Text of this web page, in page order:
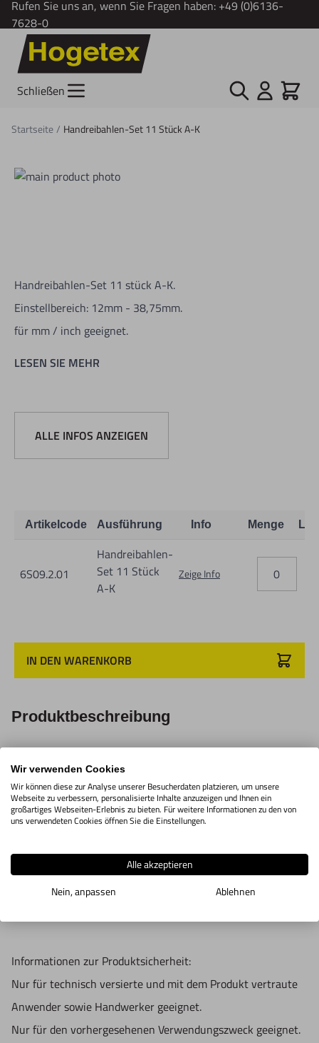
Rufen Sie uns an, wenn Sie Fragen haben: +49 (0)6136-
7628-0
Zum Inhalt springen
Schließen Suche Cart
Startseite/ Handreibahlen-Set 11 Stück A-K
Handreibahlen-Set 11 stück A-K.
Einstellbereich: 12mm - 38,75mm.
für mm / inch geeignet.
Anwender sowie Handwerker geeignet.
Nur für den vorhergesehenen Verwendungszweck geeignet.
Unsachgemäße Verwendung kann zu Schäden und
LESEN SIE MEHR
ALLE INFOS ANZEIGEN
Artikelcode Ausführung Info Menge
6S09.2.01
Handreibahlen-
Set 11 Stück
A-K
Zeige Info
IN DEN WARENKORB
Produktbeschreibung
Einstellbereich: 12mm - 38,75mm.
für mm / inch geeignet.
Informationen zur Produktsicherheit:
Nur für technisch versierte und mit dem Produkt vertraute
Anwender sowie Handwerker geeignet.
Nur für den vorhergesehenen Verwendungszweck geeignet.
Wir verwenden Cookies
Wir können diese zur Analyse unserer Besucherdaten platzieren, um unsere
Webseite zu verbessern, personalisierte Inhalte anzuzeigen und Ihnen ein
großartiges Webseiten-Erlebnis zu bieten. Für weitere Informationen zu den von
uns verwendeten Cookies öffnen Sie die Einstellungen.
Alle akzeptieren
Nein, anpassen
Ablehnen